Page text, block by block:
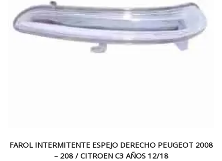
FAROL INTERMITENTE ESPEJO DERECHO PEUGEOT 2008
– 208 / CITROEN C3 AÑOS 12/18